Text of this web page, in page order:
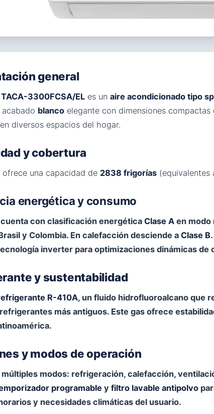
general
TACA-3300FCSA/EL es un aire acondicionado tipo
blanco elegante con dimensiones
diversos espacios del hogar.
y cobertura
ofrece una capacidad de 2838 frigorías (equivalentes
energética y consumo
cuenta con clasificación energética Clase A en modo
y Colombia. En calefacción desciende a Clase B
inverter para optimizaciones dinámicas de
y sustentabilidad
R-410A, un fluido hidrofluoroalcano que
más antiguos. Este gas ofrece
y modos de operación
múltiples modos: refrigeración, calefacción,
programabley filtro lavable antipolvo
y necesidades climáticas del usuario.